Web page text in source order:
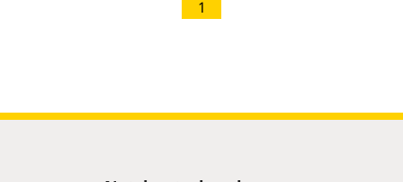
1